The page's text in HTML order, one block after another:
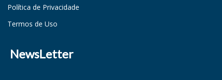
Política de Privacidade
Termos de Uso
NewsLetter